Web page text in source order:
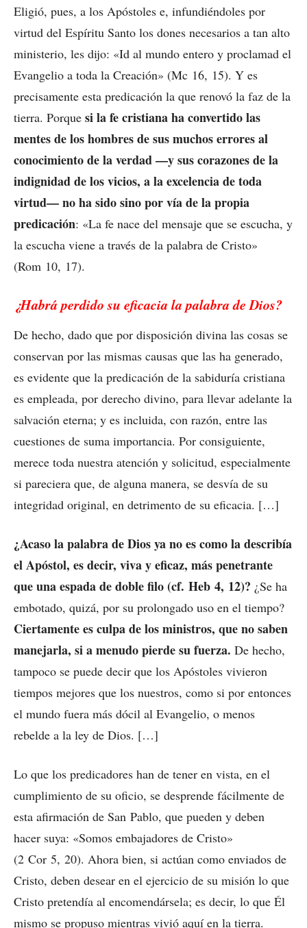
Eligió, pues, a los Apóstoles e, infundiéndoles por
virtud del Espíritu Santo los dones necesarios a tan alto
ministerio, les dijo: «Id al mundo entero y proclamad el
Evangelio a toda la Creación» (Mc 16, 15). Y es
precisamente esta predicación la que renovó la faz de la
tierra. Porque si la fe cristiana ha convertido las
mentes de los hombres de sus muchos errores al
conocimiento de la verdad —y sus corazones de la
indignidad de los vicios, a la excelencia de toda
virtud— no ha sido sino por vía de la propia
predicación: «La fe nace del mensaje que se escucha, y
la escucha viene a través de la palabra de Cristo»
(Rom 10, 17).
¿Habrá perdido su eficacia la palabra de Dios?
De hecho, dado que por disposición divina las cosas se
conservan por las mismas causas que las ha generado,
es evidente que la predicación de la sabiduría cristiana
es empleada, por derecho divino, para llevar adelante la
salvación eterna; y es incluida, con razón, entre las
cuestiones de suma importancia. Por consiguiente,
merece toda nuestra atención y solicitud, especialmente
si pareciera que, de alguna manera, se desvía de su
integridad original, en detrimento de su eficacia. […]
¿Acaso la palabra de Dios ya no es como la describía
el Apóstol, es decir, viva y eficaz, más penetrante
que una espada de doble filo (cf. Heb 4, 12)? ¿Se ha
embotado, quizá, por su prolongado uso en el tiempo?
Ciertamente es culpa de los ministros, que no saben
manejarla, si a menudo pierde su fuerza. De hecho,
tampoco se puede decir que los Apóstoles vivieron
tiempos mejores que los nuestros, como si por entonces
el mundo fuera más dócil al Evangelio, o menos
rebelde a la ley de Dios. […]
Lo que los predicadores han de tener en vista, en el
cumplimiento de su oficio, se desprende fácilmente de
esta afirmación de San Pablo, que pueden y deben
hacer suya: «Somos embajadores de Cristo»
(2 Cor 5, 20). Ahora bien, si actúan como enviados de
Cristo, deben desear en el ejercicio de su misión lo que
Cristo pretendía al encomendársela; es decir, lo que Él
mismo se propuso mientras vivió aquí en la tierra.